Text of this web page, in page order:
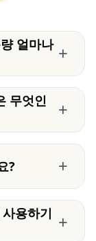
얼마나 +
무엇인
+
? +
용하기 +